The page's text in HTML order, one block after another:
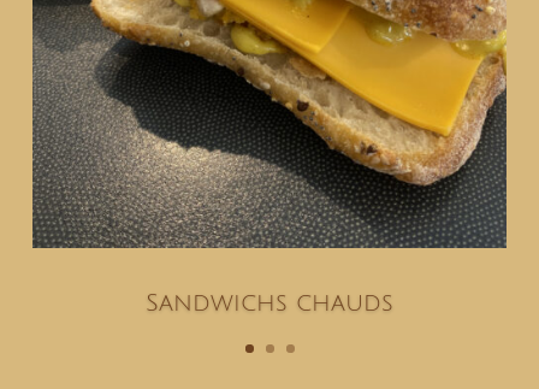
Sandwichs chauds